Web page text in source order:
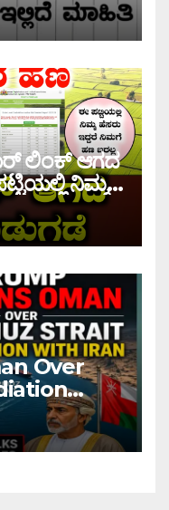
ಲಿಂಕ್ ಆಗದ
ನಿಮ್ಮ
ಆಗಲ್ಲ !
Over